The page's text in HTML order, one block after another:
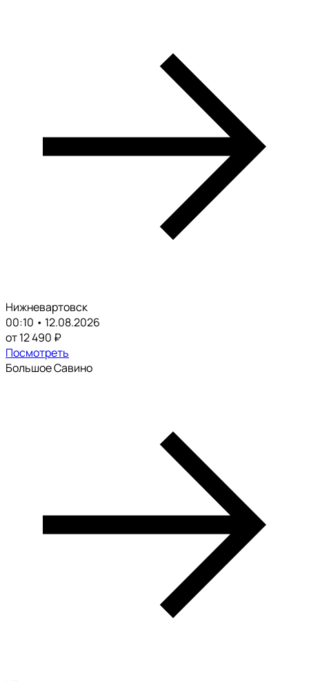
Нижневартовск
00:10 • 12.08.2026
от 12 490 ₽
Посмотреть
Большое Савино